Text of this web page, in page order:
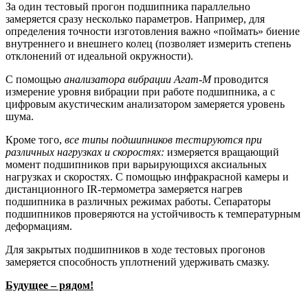
За один тестовый прогон подшипника параллельно
замеряется сразу несколько параметров. Например, для
определения точности изготовления важно «поймать» биение
внутреннего и внешнего колец (позволяет измерить степень
отклонений от идеальной окружности).
С помощью анализатора вибрации Агат-Мпроводится
измерение уровня вибрации при работе подшипника, а с
цифровым акустическим анализатором замеряется уровень
шума.
Кроме того, все типы подшипников тестируются при
различных нагрузках и скоростях: измеряется вращающий
момент подшипников при варьирующихся аксиальных
нагрузках и скоростях. С помощью инфракрасной камеры и
дистанционного IR-термометра замеряется нагрев
подшипника в различных режимах работы. Сепараторы
подшипников проверяются на устойчивость к температурным
деформациям.
Для закрытых подшипников в ходе тестовых прогонов
замеряется способность уплотнений удерживать смазку.
Будущее – рядом!